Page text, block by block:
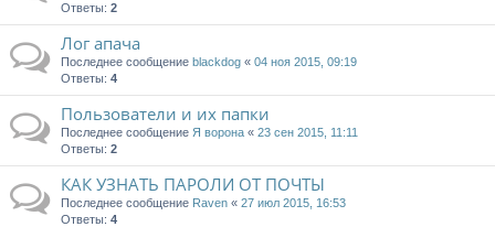
Ответы: 2
Лог апача
Последнее сообщение blackdog « 04 ноя 2015, 09:19
Ответы: 4
Пользователи и их папки
Последнее сообщение Я ворона « 23 сен 2015, 11:11
Ответы: 2
КАК УЗНАТЬ ПАРОЛИ ОТ ПОЧТЫ
Последнее сообщение Raven « 27 июл 2015, 16:53
Ответы: 4